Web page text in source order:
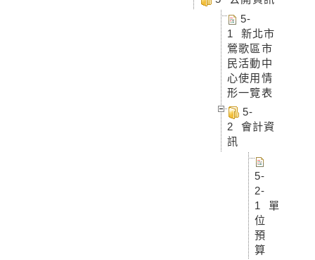
5-
1 新北市
鶯歌區市
民活動中
心使用情
形一覽表
5-
2 會計資
訊
5-
2-
1 單
位
預
算